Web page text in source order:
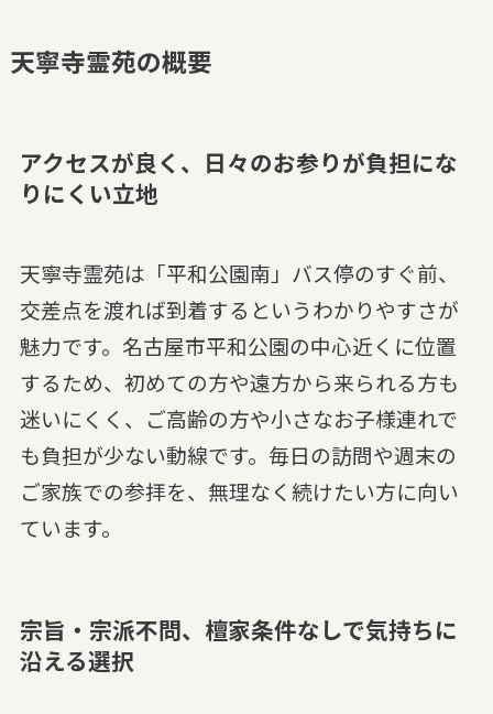
天寧寺霊苑の概要
アクセスが良く、日々のお参りが負担にな
りにくい立地
天寧寺霊苑は「平和公園南」バス停のすぐ前、
交差点を渡れば到着するというわかりやすさが
魅力です。名古屋市平和公園の中心近くに位置
するため、初めての方や遠方から来られる方も
迷いにくく、ご高齢の方や小さなお子様連れで
も負担が少ない動線です。毎日の訪問や週末の
ご家族での参拝を、無理なく続けたい方に向い
ています。
宗旨・宗派不問、檀家条件なしで気持ちに
沿える選択